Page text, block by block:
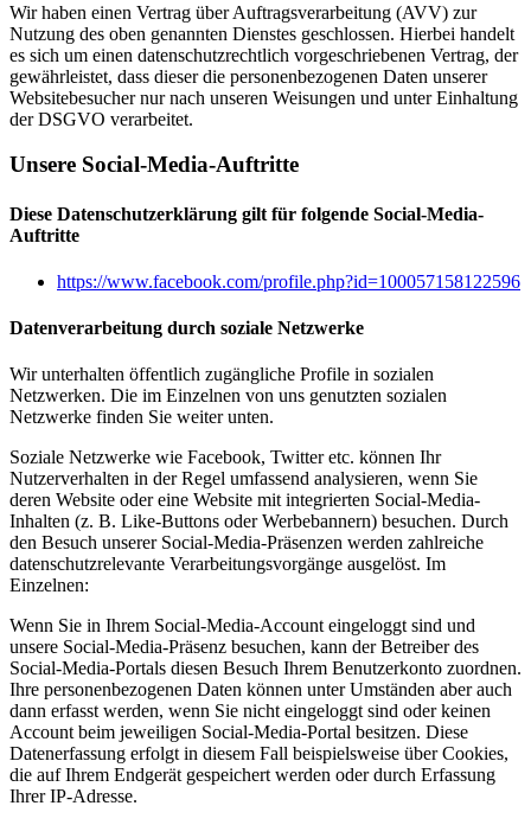
Wir haben einen Vertrag über Auftragsverarbeitung (AVV) zur
Nutzung des oben genannten Dienstes geschlossen. Hierbei handelt
es sich um einen datenschutzrechtlich vorgeschriebenen Vertrag, der
gewährleistet, dass dieser die personenbezogenen Daten unserer
Websitebesucher nur nach unseren Weisungen und unter Einhaltung
der DSGVO verarbeitet.
Unsere Social-Media-Auftritte
Diese Datenschutzerklärung gilt für folgende Social-Media-
Auftritte
https://www.facebook.com/profile.php?id=100057158122596
Datenverarbeitung durch soziale Netzwerke
Wir unterhalten öffentlich zugängliche Profile in sozialen
Netzwerken. Die im Einzelnen von uns genutzten sozialen
Netzwerke finden Sie weiter unten.
Soziale Netzwerke wie Facebook, Twitter etc. können Ihr
Nutzerverhalten in der Regel umfassend analysieren, wenn Sie
deren Website oder eine Website mit integrierten Social-Media-
Inhalten (z. B. Like-Buttons oder Werbebannern) besuchen. Durch
den Besuch unserer Social-Media-Präsenzen werden zahlreiche
datenschutzrelevante Verarbeitungsvorgänge ausgelöst. Im
Einzelnen:
Wenn Sie in Ihrem Social-Media-Account eingeloggt sind und
unsere Social-Media-Präsenz besuchen, kann der Betreiber des
Social-Media-Portals diesen Besuch Ihrem Benutzerkonto zuordnen.
Ihre personenbezogenen Daten können unter Umständen aber auch
dann erfasst werden, wenn Sie nicht eingeloggt sind oder keinen
Account beim jeweiligen Social-Media-Portal besitzen. Diese
Datenerfassung erfolgt in diesem Fall beispielsweise über Cookies,
die auf Ihrem Endgerät gespeichert werden oder durch Erfassung
Ihrer IP-Adresse.